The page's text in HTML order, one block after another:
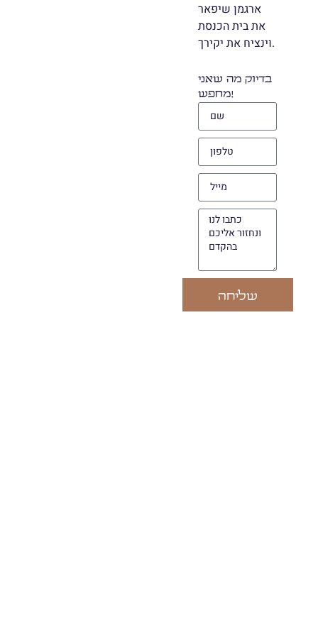
ארגמן שיפאר
את בית הכנסת
וינציח את יקירך.
בדיוק מה שאני
מחפש!
שליחה